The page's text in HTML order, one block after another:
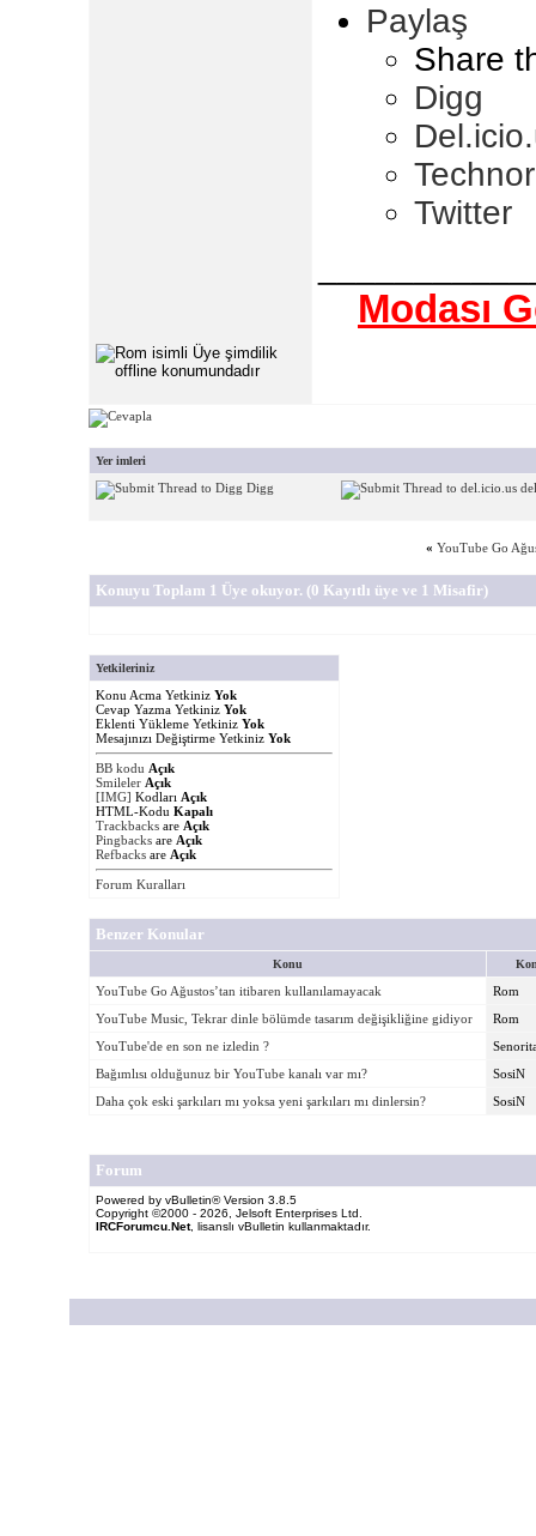
Paylaş
Share
Digg
Twitter
Modası
Yer imleri
Digg
« YouTube Go
Konuyu Toplam 1 Üye okuyor. (0 Kayıtlı üye ve 1 Misafir)
Yetkileriniz
Konu Acma Yetkiniz Yok
Cevap Yazma Yetkiniz Yok
Eklenti Yükleme Yetkiniz Yok
Mesajınızı Değiştirme Yetkiniz Yok
BB kodu Açık
Smileler Açık
[IMG] Kodları Açık
HTML-Kodu Kapalı
Trackbacks are Açık
Pingbacks are Açık
Refbacks are Açık
Forum Kuralları
Benzer Konular
Konu
YouTube Go Ağustos’tan itibaren kullanılamayacak
Rom
YouTube Music, Tekrar dinle bölümde tasarım değişikliğine gidiyor
Rom
YouTube'de en son ne izledin ?
Bağımlısı olduğunuz bir YouTube kanalı var mı?
SosiN
Daha çok eski şarkıları mı yoksa yeni şarkıları mı dinlersin?
SosiN
Forum
Powered by vBulletin® Version 3.8.5
Copyright ©2000 - 2026, Jelsoft Enterprises Ltd.
IRCForumcu.Net, lisanslı vBulletin kullanmaktadır.